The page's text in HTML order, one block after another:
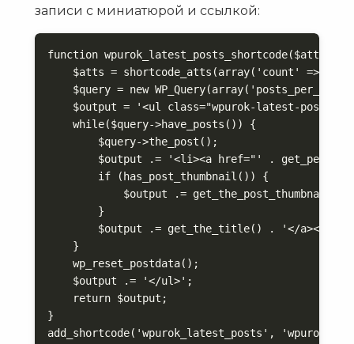
записи с миниатюрой и ссылкой:
function wpurok_latest_posts_shortcode($atts) {
$atts = shortcode_atts(array('count' => 3),
$query = new
$output = '<ul class="wpurok-latest-
    while($query->have_posts()) {
        $query->the_post();
$output .= '<li><a href="' .
        if (has_post_thumbnail()) {
$output .=
        }
$output .= get_the_title() . '</a></
    }
    wp_reset_postdata();
    $output .= '</ul>';
    return $output;
}
add_shortcode('wpurok_latest_posts',